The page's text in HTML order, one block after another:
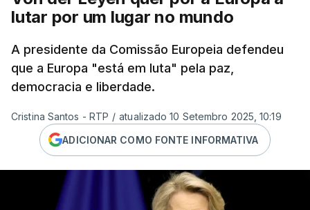
lutar por um lugar no mundo
A presidente da Comissão Europeia defendeu
que a Europa "está em luta" pela paz,
democracia e liberdade.
Cristina Santos - RTP / atualizado 10 Setembro 2025, 10:19
ADICIONAR COMO FONTE INFORMATIVA